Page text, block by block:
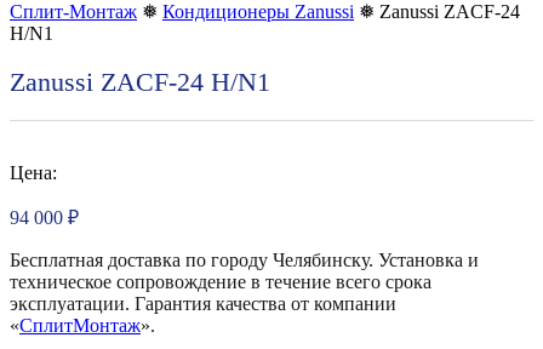
Сплит-Монтаж ❅ Кондиционеры Zanussi ❅ Zanussi ZACF-24
H/N1
Zanussi ZACF-24 H/N1
Цена:
94 000 ₽
Бесплатная доставка по городу Челябинску. Установка и
техническое сопровождение в течение всего срока
эксплуатации. Гарантия качества от компании
«СплитМонтаж».